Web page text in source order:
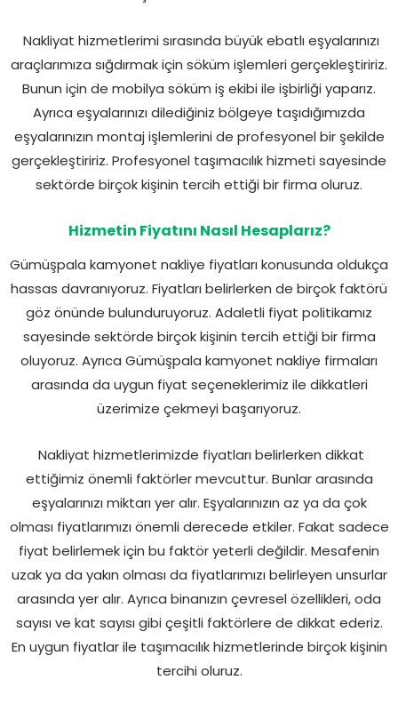
Nakliyat hizmetlerimi sırasında büyük ebatlı eşyalarınızı
araçlarımıza sığdırmak için söküm işlemleri gerçekleştiririz.
Bunun için de mobilya söküm iş ekibi ile işbirliği yaparız.
Ayrıca eşyalarınızı dilediğiniz bölgeye taşıdığımızda
eşyalarınızın montaj işlemlerini de profesyonel bir şekilde
gerçekleştiririz. Profesyonel taşımacılık hizmeti sayesinde
sektörde birçok kişinin tercih ettiği bir firma oluruz.
Hizmetin Fiyatını Nasıl Hesaplarız?
Gümüşpala kamyonet nakliye fiyatları konusunda oldukça
hassas davranıyoruz. Fiyatları belirlerken de birçok faktörü
göz önünde bulunduruyoruz. Adaletli fiyat politikamız
sayesinde sektörde birçok kişinin tercih ettiği bir firma
oluyoruz. Ayrıca Gümüşpala kamyonet nakliye firmaları
arasında da uygun fiyat seçeneklerimiz ile dikkatleri
üzerimize çekmeyi başarıyoruz.
Nakliyat hizmetlerimizde fiyatları belirlerken dikkat
ettiğimiz önemli faktörler mevcuttur. Bunlar arasında
eşyalarınızı miktarı yer alır. Eşyalarınızın az ya da çok
olması fiyatlarımızı önemli derecede etkiler. Fakat sadece
fiyat belirlemek için bu faktör yeterli değildir. Mesafenin
uzak ya da yakın olması da fiyatlarımızı belirleyen unsurlar
arasında yer alır. Ayrıca binanızın çevresel özellikleri, oda
sayısı ve kat sayısı gibi çeşitli faktörlere de dikkat ederiz.
En uygun fiyatlar ile taşımacılık hizmetlerinde birçok kişinin
tercihi oluruz.